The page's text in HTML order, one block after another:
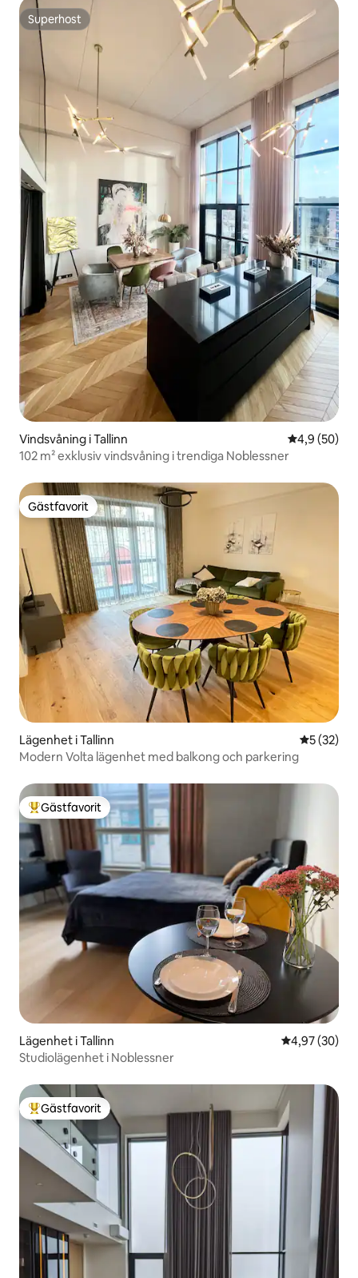
Superhost
Superhost
Vindsvåning i Tallinn 4,9 av 5 i
4,9 (50)
102 m² exklusiv vindsvåning i trendiga Noblessner
Gästfavorit
Gästfavorit
Lägenhet i Tallinn 5 av 5 i
5 (32)
Modern Volta lägenhet med balkong och parkering
Populär gästfavorit
Gästfavorit
Lägenhet i Tallinn 4,97 av 5 i
4,97 (30)
Studiolägenhet i Noblessner
Populär gästfavorit
Gästfavorit